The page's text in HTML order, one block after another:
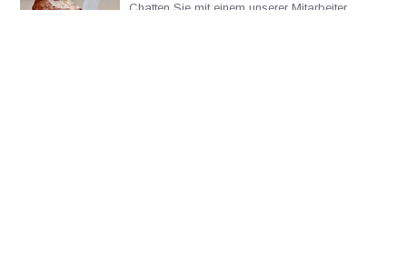
Chatten Sie mit einem unserer Mitarbeiter